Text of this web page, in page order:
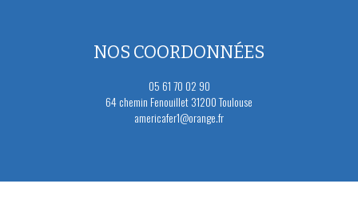
NOS COORDONNÉES
05 61 70 02 90
64 chemin Fenouillet 31200 Toulouse
americafer1@orange.fr